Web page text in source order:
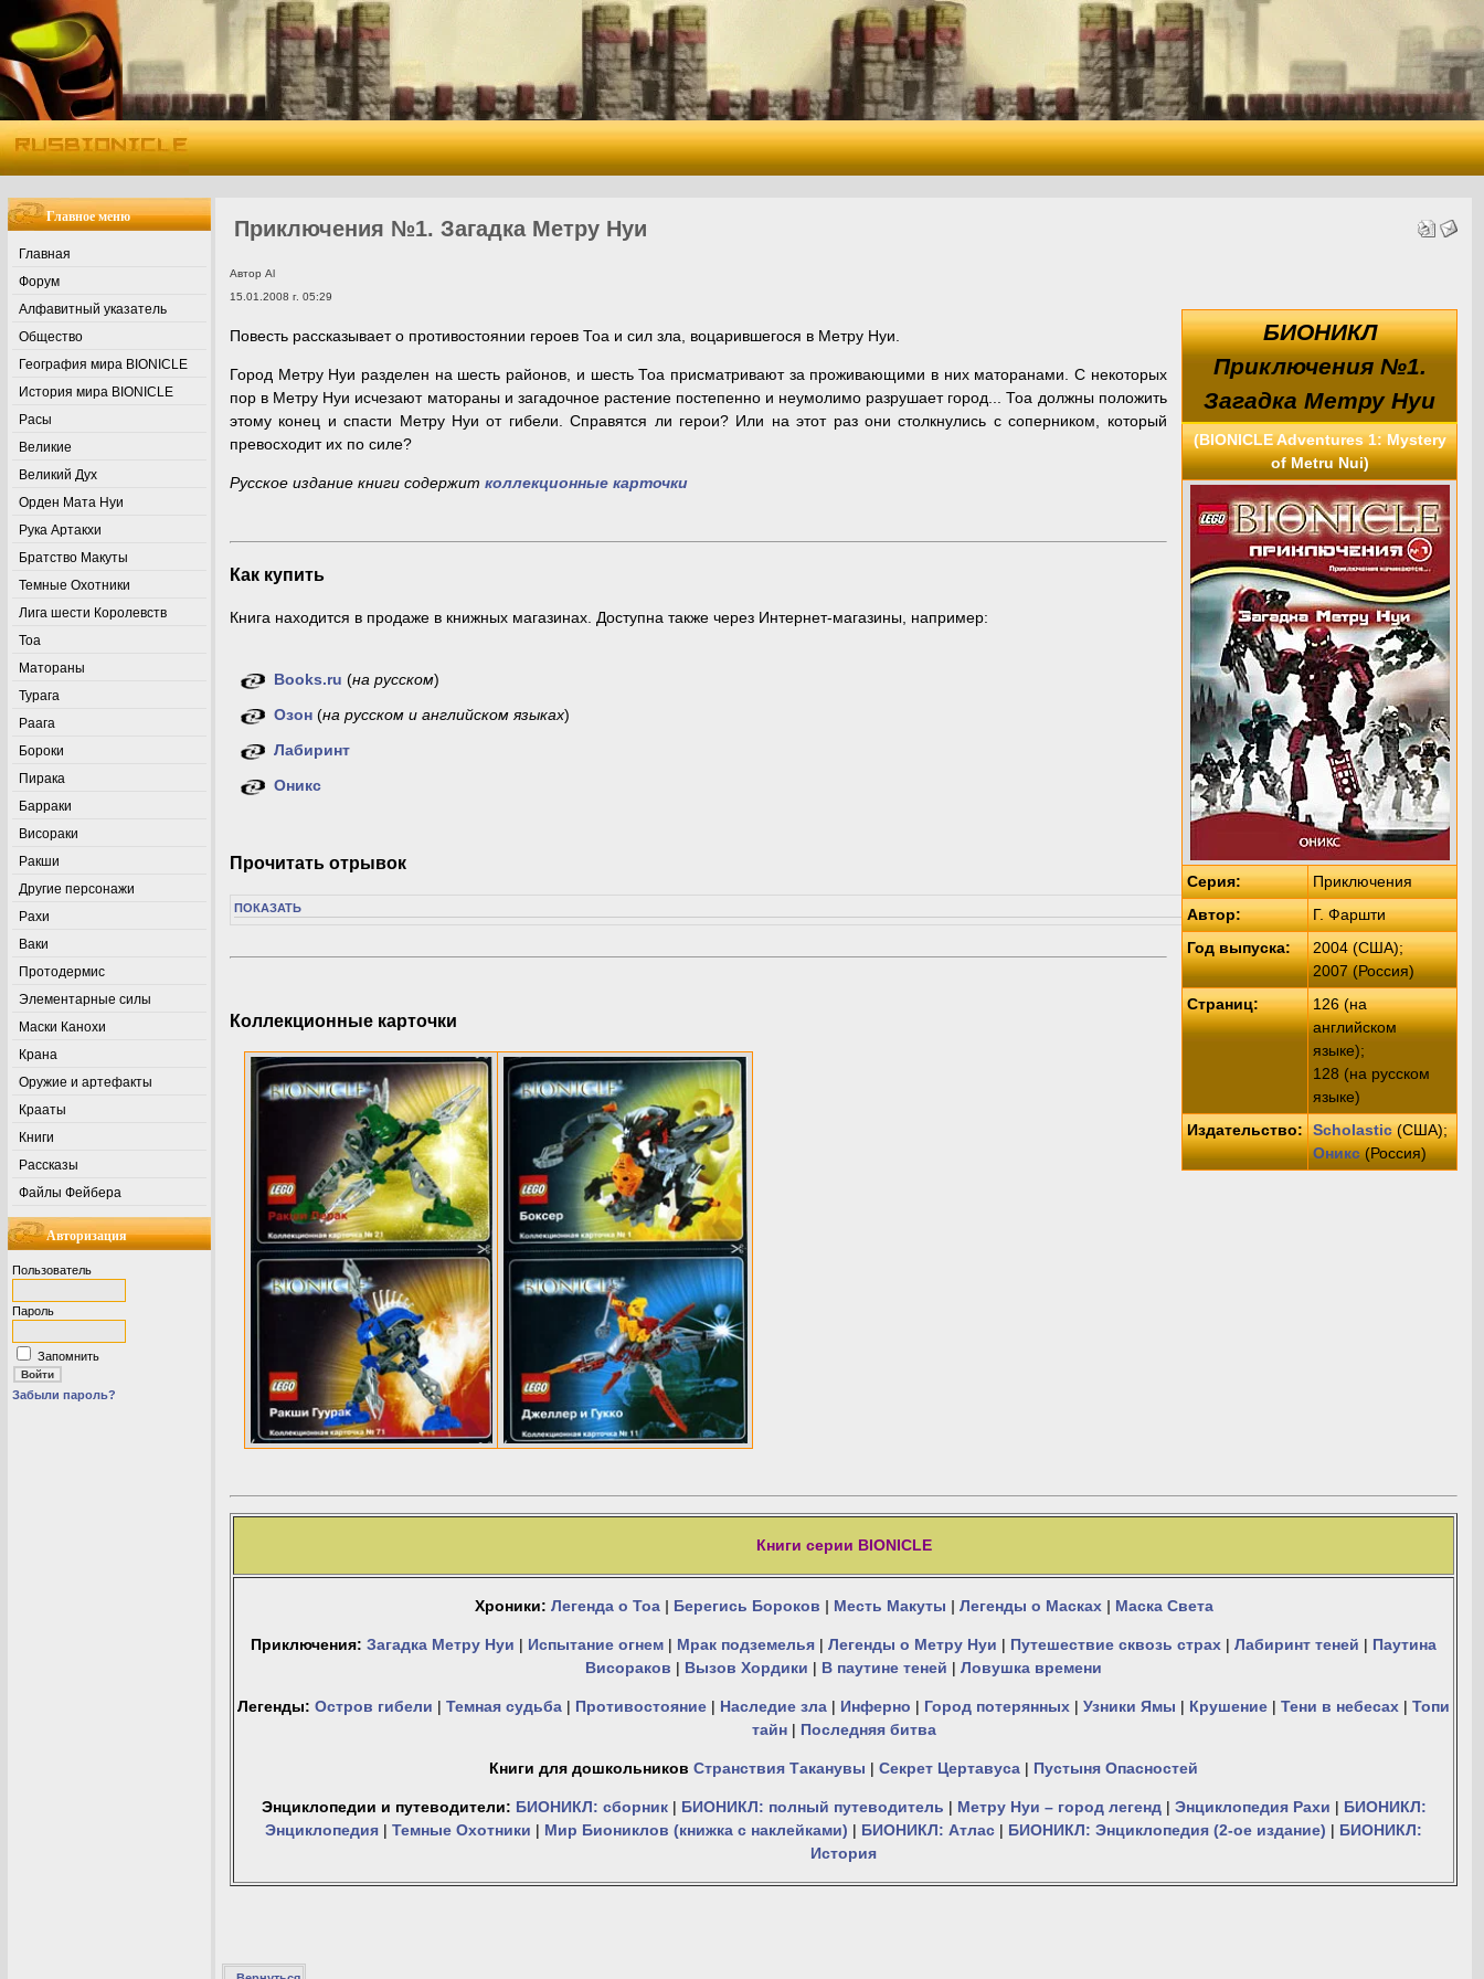
Главное меню
Главная
Форум
Алфавитный указатель
Общество
География мира BIONICLE
История мира BIONICLE
Расы
Великие
Великий Дух
Орден Мата Нуи
Рука Артакхи
Братство Макуты
Темные Охотники
Лига шести Королевств
Тоа
Матораны
Турага
Раага
Бороки
Пирака
Барраки
Висораки
Ракши
Другие персонажи
Рахи
Ваки
Протодермис
Элементарные силы
Маски Канохи
Крана
Оружие и артефакты
Крааты
Книги
Рассказы
Файлы Фейбера
Авторизация
Пользователь
Пароль
Запомнить
Забыли пароль?
Приключения №1. Загадка Метру Нуи
Автор Al
15.01.2008 г. 05:29
БИОНИКЛ
Приключения №1.
Загадка Метру Нуи
(BIONICLE Adventures 1: Mystery
of Metru Nui)
Серия:
Приключения
Автор:
Г. Фаршти
Год выпуска:
2004 (США);
2007 (Россия)
Страниц:
126 (на
английском
языке);
128 (на русском
языке)
Издательство: Scholastic(США);
Оникс(Россия)
Повесть рассказывает о противостоянии героев Тоа и сил зла, воцарившегося в Метру Нуи.
Город Метру Нуи разделен на шесть районов, и шесть Тоа присматривают за проживающими в них маторанами. С некоторых
пор в Метру Нуи исчезают матораны и загадочное растение постепенно и неумолимо разрушает город... Тоа должны положить
этому конец и спасти Метру Нуи от гибели. Справятся ли герои? Или на этот раз они столкнулись с соперником, который
превосходит их по силе?
Русское издание книги содержит коллекционные карточки
Как купить
Книга находится в продаже в книжных магазинах. Доступна также через Интернет-магазины, например:
Books.ru (на русском)
Озон (на русском и английском языках)
Лабиринт
Оникс
Прочитать отрывок
ПОКАЗАТЬ
Коллекционные карточки
Книги серии BIONICLE
Хроники: Легенда о Тоа| Берегись Бороков | Месть Макуты | Легенды о Масках| Маска Света
Приключения: Загадка Метру Нуи | Испытание огнем | Мрак подземелья | Легенды о Метру Нуи | Путешествие сквозь страх | Лабиринт теней | Паутина
Висораков | Вызов Хордики | В паутине теней | Ловушка времени
Легенды: Остров гибели | Темная судьба | Противостояние | Наследие зла | Инферно | Город потерянных | Узники Ямы | Крушение | Тени в небесах | Топи
тайн| Последняя битва
Книги для дошкольников Странствия Таканувы | Секрет Цертавуса | Пустыня Опасностей
Энциклопедии и путеводители: БИОНИКЛ: сборник | БИОНИКЛ: полный путеводитель | Метру Нуи – город легенд| Энциклопедия Рахи | БИОНИКЛ:
Энциклопедия | Темные Охотники | Мир Биониклов (книжка с наклейками) | БИОНИКЛ: Атлас | БИОНИКЛ: Энциклопедия (2-ое издание) | БИОНИКЛ:
История